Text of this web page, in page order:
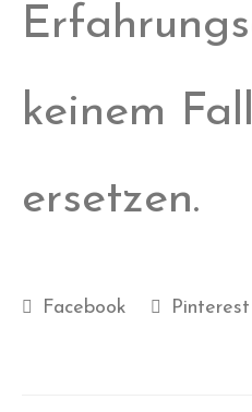
keinem
ersetzen.
Facebook Pinterest